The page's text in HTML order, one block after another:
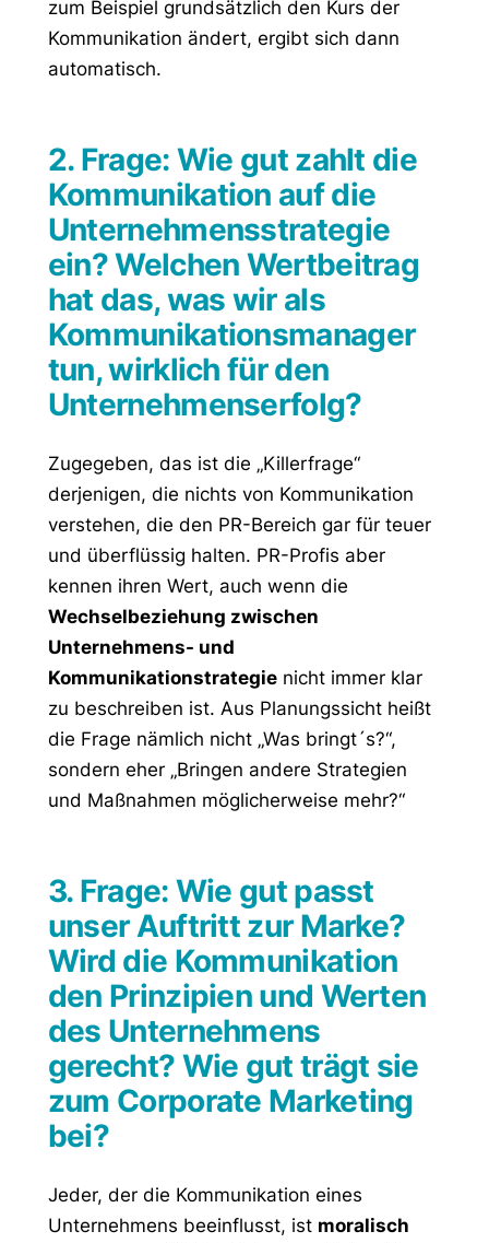
zum Beispiel grundsätzlich den Kurs der
Kommunikation ändert, ergibt sich dann
automatisch.
2. Frage: Wie gut zahlt die
Kommunikation auf die
Unternehmensstrategie
ein? Welchen Wertbeitrag
hat das, was wir als
Kommunikationsmanager
tun, wirklich für den
Unternehmenserfolg?
Zugegeben, das ist die „Killerfrage“
derjenigen, die nichts von Kommunikation
verstehen, die den PR-Bereich gar für teuer
und überflüssig halten. PR-Profis aber
kennen ihren Wert, auch wenn die
Wechselbeziehung zwischen
Unternehmens- und
Kommunikationstrategienicht immer klar
zu beschreiben ist. Aus Planungssicht heißt
die Frage nämlich nicht „Was bringt´s?“,
sondern eher „Bringen andere Strategien
und Maßnahmen möglicherweise mehr?“
3. Frage: Wie gut passt
unser Auftritt zur Marke?
Wird die Kommunikation
den Prinzipien und Werten
des Unternehmens
gerecht? Wie gut trägt sie
zum Corporate Marketing
bei?
Jeder, der die Kommunikation eines
Unternehmens beeinflusst, ist moralisch